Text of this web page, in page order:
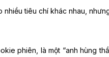
tiêu chí khác nhau,
phiên, là một “anh hùng